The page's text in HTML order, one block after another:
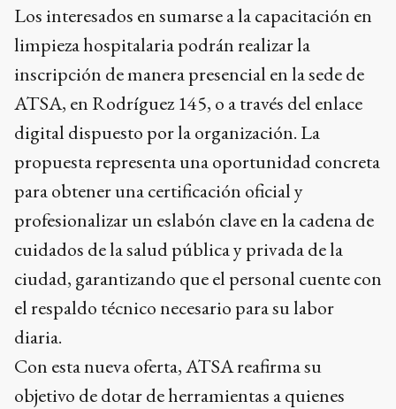
Los interesados en sumarse a la capacitación en
limpieza hospitalaria podrán realizar la
inscripción de manera presencial en la sede de
ATSA, en Rodríguez 145, o a través del enlace
digital dispuesto por la organización. La
propuesta representa una oportunidad concreta
para obtener una certificación oficial y
profesionalizar un eslabón clave en la cadena de
cuidados de la salud pública y privada de la
ciudad, garantizando que el personal cuente con
el respaldo técnico necesario para su labor
diaria.
Con esta nueva oferta, ATSA reafirma su
objetivo de dotar de herramientas a quienes